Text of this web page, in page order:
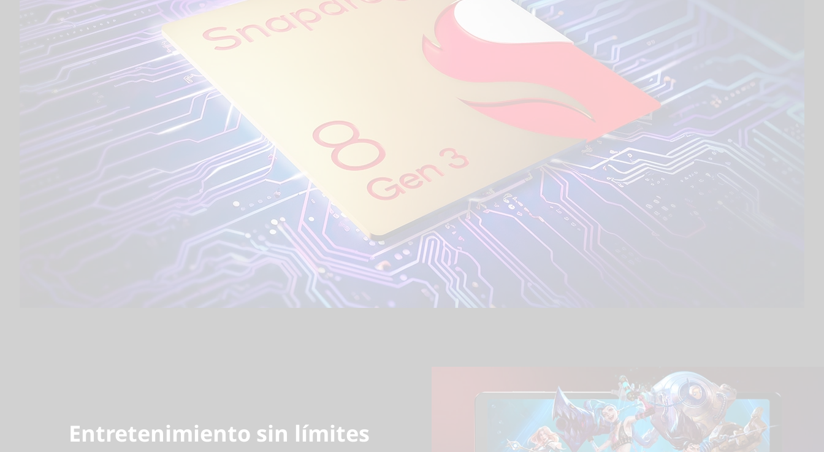
Entretenimiento sin límites